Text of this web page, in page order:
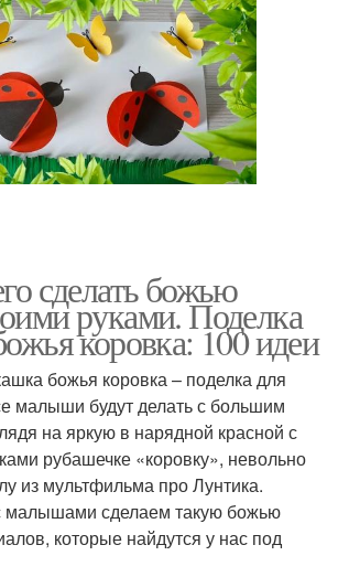
сделать божью
руками. Поделка
коровка: 100 идеи
божья коровка – поделка для
малыши будут делать с большим
на яркую в нарядной красной с
рубашечке «коровку», невольно
из мультфильма про Лунтика.
малышами сделаем такую божью
которые найдутся у нас под